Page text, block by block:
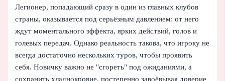
Легионер, попадающий сразу в один из главных клубов
страны, оказывается под серьёзным давлением: от него
ждут моментального эффекта, ярких действий, голов и
голевых передач. Однако реальность такова, что игроку не
всегда достаточно нескольких туров, чтобы проявить
себя. Новичку важно не "сгореть" под ожиданиями, а
сохранить хладнокровие, постепенно завоёвывая доверие